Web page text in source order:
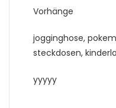
Vorhänge
jogginghose,
steckdosen,
yyyyy